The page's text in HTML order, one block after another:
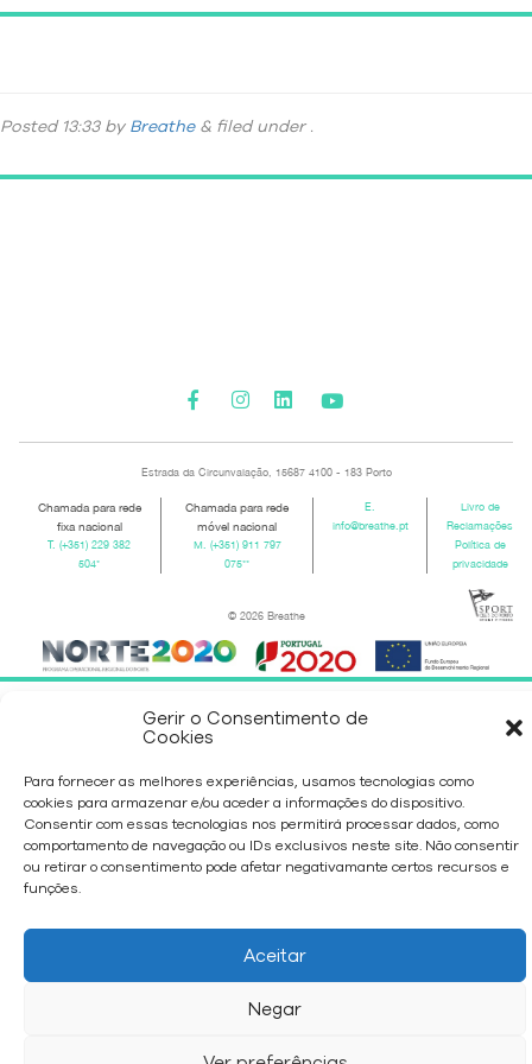
Gerir o Consentimento de
Cookies
Para fornecer as melhores experiências, usamos tecnologias como
cookies para armazenar e/ou aceder a informações do dispositivo.
Consentir com essas tecnologias nos permitirá processar dados, como
comportamento de navegação ou IDs exclusivos neste site. Não consentir
ou retirar o consentimento pode afetar negativamante certos recursos e
funções.
Aceitar
Negar
Posted 13:33by Breathe & filed under .
Estrada da Circunvalação, 15687 4100 - 183 Porto
Chamada para rede
fixa nacional
T.(+351) 229 382
504*
Chamada para rede
móvel nacional
M. (+351) 911 797
075**
E.
info@breathe.pt
Livro de
Reclamações
Política de
privacidade
© 2026 Breathe